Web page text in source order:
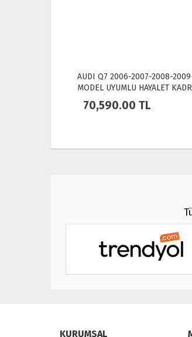
AUDI Q7 2006-2007-2008-2009
MODEL UYUMLU HAYALET
+ MULTİMEDYA FULL EKRAN
70,590.00 TL
KURUMSAL